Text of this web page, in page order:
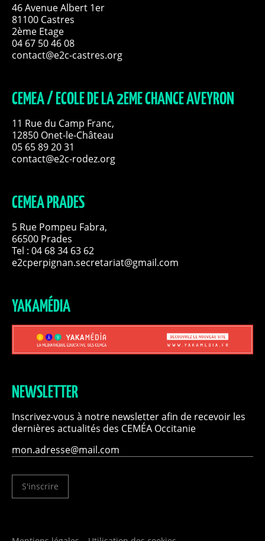
46 Avenue Albert 1er
81100 Castres
2ème Etage
04 67 50 46 08
contact@e2c-castres.org
CEMEA / ECOLE DE LA 2EME CHANCE AVEYRON
11 Rue du Camp Franc,
12850 Onet-le-Château
05 65 89 20 31
contact@e2c-rodez.org
CEMEA PRADES
5 Rue Pompeu Fabra,
66500 Prades
Tel : 04 68 34 63 62
e2cperpignan.secretariat@gmail.com
YAKAMÉDIA
NEWSLETTER
Inscrivez-vous à notre newsletter afin de recevoir les
dernières actualités des CEMÉA Occitanie
S'inscrire